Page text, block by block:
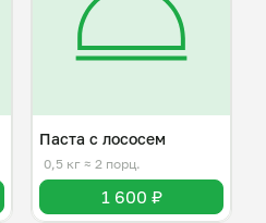
Паста с лососем
0,5 кг ≈ 2 порц.
1 600 ₽